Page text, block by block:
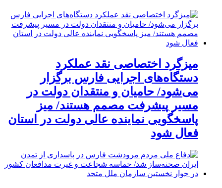
میزگرد اختصاصی نقد عملکرد
دستگاه‌های اجرایی فارس برگزار
می‌شود/ حامیان و منتقدان دولت در
مسیر پیشرفت مصمم هستند/ میز
پاسخگویی نماینده عالی دولت در استان
فعال شود